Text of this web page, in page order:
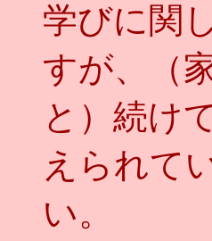
学びに関
すが、（
と）続け
えられて
い。